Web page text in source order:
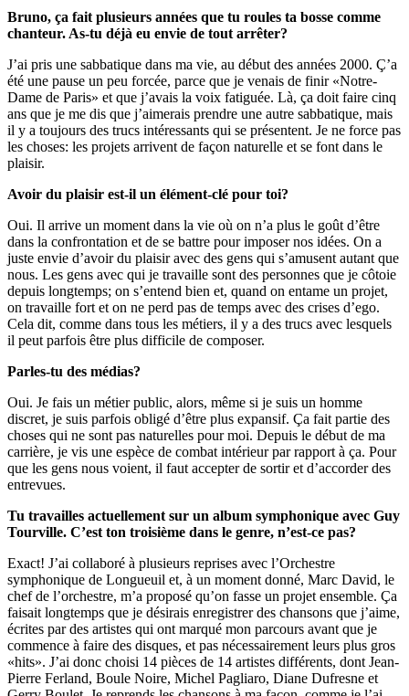
Bruno, ça fait plusieurs années que tu roules ta bosse comme
chanteur. As-tu déjà eu envie de tout arrêter?
J’ai pris une sabbatique dans ma vie, au début des années 2000. Ç’a
été une pause un peu forcée, parce que je venais de finir «Notre-
Dame de Paris» et que j’avais la voix fatiguée. Là, ça doit faire cinq
ans que je me dis que j’aimerais prendre une autre sabbatique, mais
il y a toujours des trucs intéressants qui se présentent. Je ne force pas
les choses: les projets arrivent de façon naturelle et se font dans le
plaisir.
Avoir du plaisir est-il un élément-clé pour toi?
Oui. Il arrive un moment dans la vie où on n’a plus le goût d’être
dans la confrontation et de se battre pour imposer nos idées. On a
juste envie d’avoir du plaisir avec des gens qui s’amusent autant que
nous. Les gens avec qui je travaille sont des personnes que je côtoie
depuis longtemps; on s’entend bien et, quand on entame un projet,
on travaille fort et on ne perd pas de temps avec des crises d’ego.
Cela dit, comme dans tous les métiers, il y a des trucs avec lesquels
il peut parfois être plus difficile de composer.
Parles-tu des médias?
Oui. Je fais un métier public, alors, même si je suis un homme
discret, je suis parfois obligé d’être plus expansif. Ça fait partie des
choses qui ne sont pas naturelles pour moi. Depuis le début de ma
carrière, je vis une espèce de combat intérieur par rapport à ça. Pour
que les gens nous voient, il faut accepter de sortir et d’accorder des
entrevues.
Tu travailles actuellement sur un album symphonique avec Guy
Tourville. C’est ton troisième dans le genre, n’est-ce pas?
Exact! J’ai collaboré à plusieurs reprises avec l’Orchestre
symphonique de Longueuil et, à un moment donné, Marc David, le
chef de l’orchestre, m’a proposé qu’on fasse un projet ensemble. Ça
faisait longtemps que je désirais enregistrer des chansons que j’aime,
écrites par des artistes qui ont marqué mon parcours avant que je
commence à faire des disques, et pas nécessairement leurs plus gros
«hits». J’ai donc choisi 14 pièces de 14 artistes différents, dont Jean-
Pierre Ferland, Boule Noire, Michel Pagliaro, Diane Dufresne et